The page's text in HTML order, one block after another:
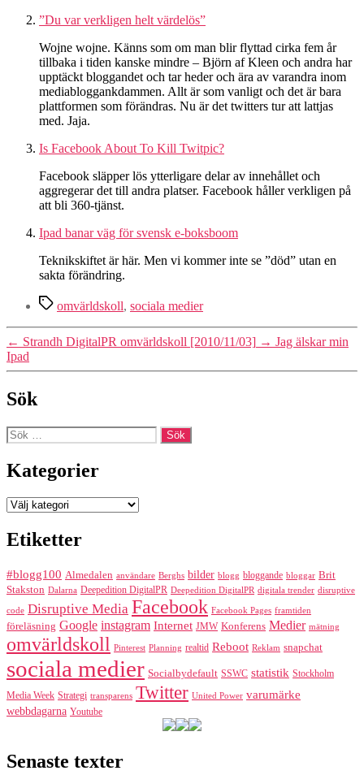
”Du var verkligen helt värdelös”
Wojne wojne. Känns som om man blir flyttad cirka fem år
tillbaka i tiden kanske mindre – Björn af Kleen och andra har
upptäckt bloggandet och tar heder och ära av varandra inom
mediabloggankdammen. Allt är som vanligt och det är bara
plattformen som förändras. Nu är det twitters tur att lattjas
med. Jaja.
Is Facebook About To Kill Twitpic?
Facebook släpper lös ytterligare delar av innehållet och
aggregerar det till andra platser. Facebook håller verkligen på
att bli 360-tjänst.
Ipad banar väg för svensk e-boksboom
Teknikskiftet är här. Men vi kommer inte se ”död” utan en
sakta förändring.
Etiketter
omvärldskoll, sociala medier
← Strandh DigitalPR omvärldskoll [2010/11/03] → Jag älskar min
Ipad
Sök
Sök
efter:
Kategorier
Kategorier
Etiketter
#blogg100 Almedalen användare Berghs bilder blogg bloggande bloggar Brit
Stakston Dalarna Deepedition DigitalPR Deepedition DigitalPR digitala trender disruptive
code Disruptive Media Facebook Facebook Pages framtiden
föreläsning Google instagram Internet JMW Konferens Medier mätning
omvärldskoll Pinterest Planning realtid Reboot Reklam snapchat
sociala medier Socialbydefault SSWC statistik Stockholm
Media Week Strategi transparens Twitter United Power varumärke
webbdagarna Youtube
Senaste texter